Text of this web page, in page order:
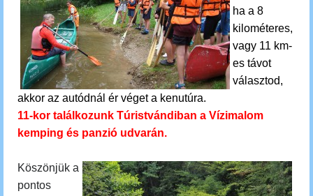
ha a 8
kilométeres,
vagy 11 km-
es távot
választod,
akkor az autódnál ér véget a kenutúra.
11-kor találkozunk Túristvándiban a Vízimalom
kemping és panzió udvarán.
Köszönjük a
pontos